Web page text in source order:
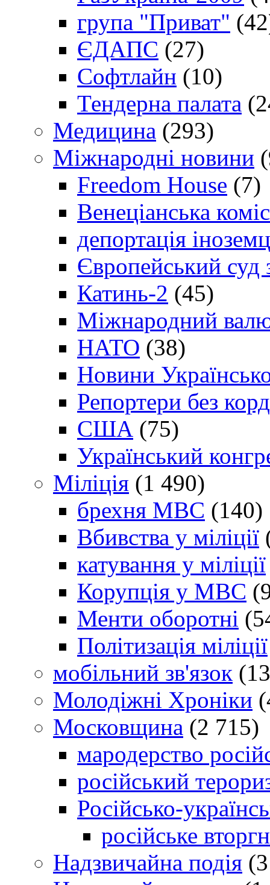
група "Приват"
ЄДАПС (27)
Софтлайн (10)
Тендерна палата
Медицина (293)
Міжнародні новини
Freedom House (7)
Венеціанська
депортація
Європейський
Катинь-2 (45)
Міжнародний
НАТО (38)
Новини
Репортери без
США (75)
Український
Міліція (1 490)
брехня МВС (140)
Вбивства у міліції
катування у міліції
Корупція у МВС
Менти оборотні
Політизація міліції
мобільний зв'язок
Молодіжні Хроніки
Московщина (2 715)
мародерство
російський
Російсько-
російське
Надзвичайна подія